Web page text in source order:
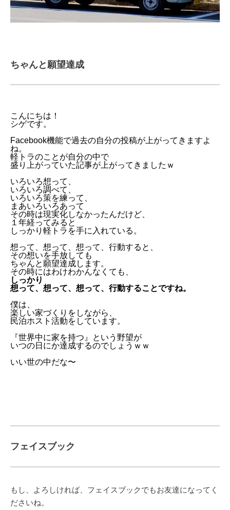
ちゃんと願望達成
こんにちは！
シゲです。
Facebook機能で過去の自分の投稿が上がってきますよ
ね。
軽トラのことが自分の中で
盛り上がっていた記事が上がってきましたｗ
いろいろ想って、
いろいろ調べて、
いろいろ策を練って、
まあいろいろあって
その時は現実化しなかったんだけど、
１年経ってみると
しっかり軽トラを手に入れている。
想って、想って、想って、行動すると、
その想いを手放しても
ちゃんと願望達成します。
その時にはわけわかんなくても、
しっかり
想って、想って、想って、行動することですね。
僕は、
楽しい家づくりをしながら、
民泊ホスト活動をしています。
『世界中に家を持つ』という野望が
いつの日にか達成するのでしょうｗｗ
いい世の中だな〜
フェイスブック
もし、よろしければ、フェイスブックでもお友達になってく
ださいね。